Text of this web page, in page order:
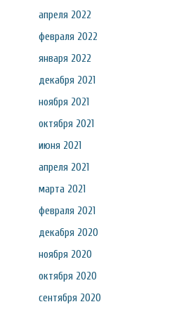
апреля 2022
февраля 2022
января 2022
декабря 2021
ноября 2021
октября 2021
июня 2021
апреля 2021
марта 2021
февраля 2021
декабря 2020
ноября 2020
октября 2020
сентября 2020